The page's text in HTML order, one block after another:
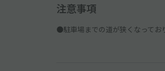
注意事項
●駐車場までの道が狭くなってお